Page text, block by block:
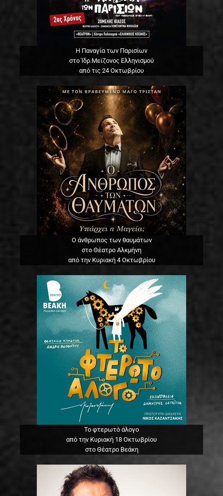
Η Παναγία των Παρισίων
στο Ίδρ.Μείζονος Ελληνισμού
από τις 24 Οκτωβρίου
Ο άνθρωπος των θαυμάτων
στο Θέατρο Αλκμήνη
από την Κυριακή 4 Οκτωβρίου
Το φτερωτό άλογο
από την Κυριακή 18 Οκτωβρίου
στο Θέατρο Βεάκη